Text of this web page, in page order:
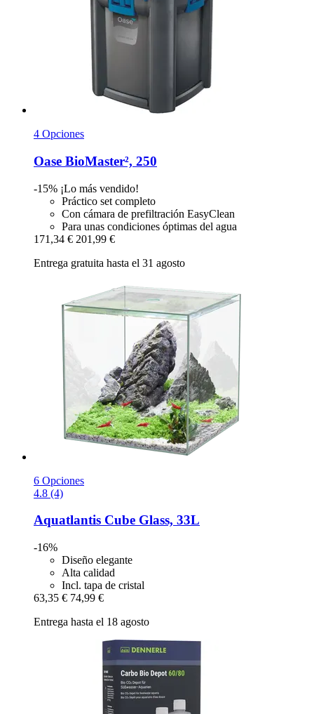
4 Opciones
Oase BioMaster², 250
-15% ¡Lo más vendido!
Práctico set completo
Con cámara de prefiltración EasyClean
Para unas condiciones óptimas del agua
171,34 € 201,99 €
Entrega gratuita hasta el 31 agosto
6 Opciones
4.8 (4)
Aquatlantis Cube Glass, 33L
-16%
Diseño elegante
Alta calidad
Incl. tapa de cristal
63,35 € 74,99 €
Entrega hasta el 18 agosto